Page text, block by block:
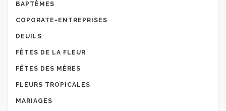
BAPTÈMES
COPORATE-ENTREPRISES
DEUILS
FÊTES DE LA FLEUR
FÊTES DES MÈRES
FLEURS TROPICALES
MARIAGES